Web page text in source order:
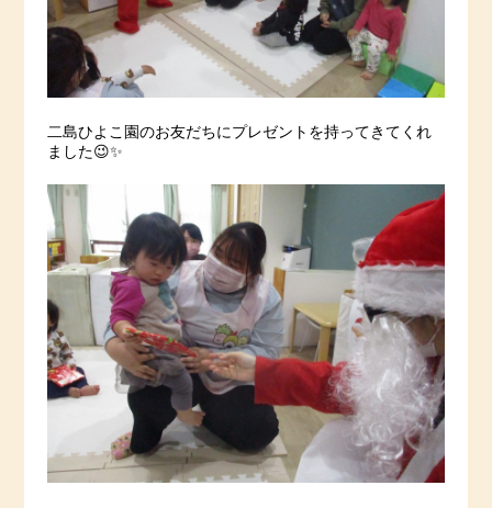
二島ひよこ園のお友だちにプレゼントを持ってきてくれ
ました😉✨